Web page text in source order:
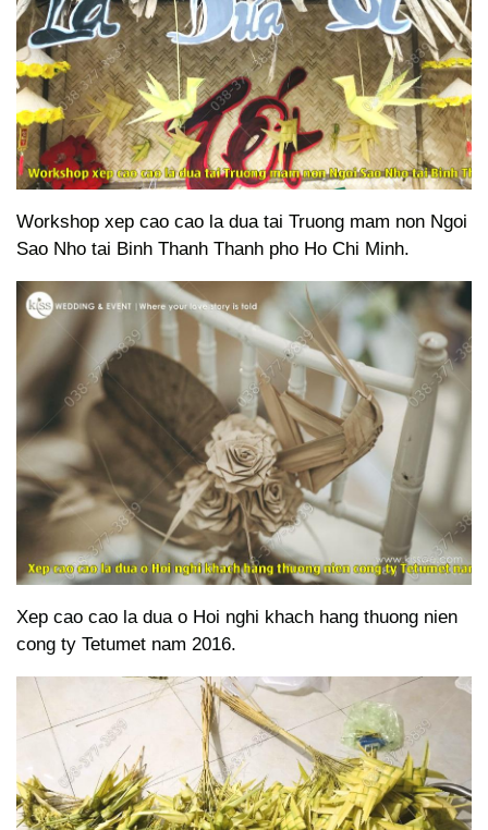
Workshop xep cao cao la dua tai Truong mam non Ngoi
Sao Nho tai Binh Thanh Thanh pho Ho Chi Minh.
Xep cao cao la dua o Hoi nghi khach hang thuong nien
cong ty Tetumet nam 2016.